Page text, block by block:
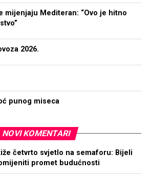
mijenjaju Mediteran: “Ovo je hitno
2026.
punog miseca
NOVI KOMENTARI
četvrto svjetlo na semaforu: Bijeli
promet budućnosti